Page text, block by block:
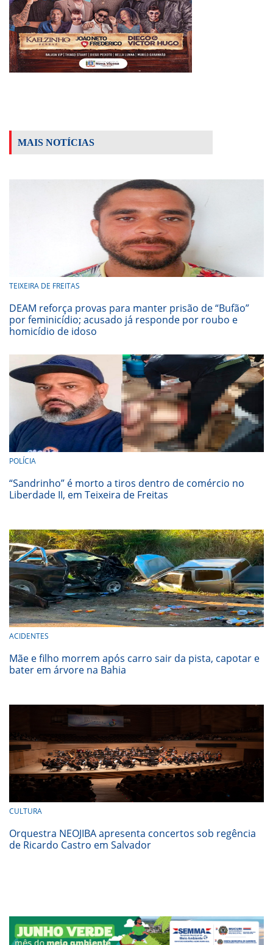
MAIS NOTÍCIAS
TEIXEIRA DE FREITAS
DEAM reforça provas para manter prisão de “Bufão”
por feminicídio; acusado já responde por roubo e
homicídio de idoso
POLÍCIA
“Sandrinho” é morto a tiros dentro de comércio no
Liberdade II, em Teixeira de Freitas
ACIDENTES
Mãe e filho morrem após carro sair da pista, capotar e
bater em árvore na Bahia
CULTURA
Orquestra NEOJIBA apresenta concertos sob regência
de Ricardo Castro em Salvador